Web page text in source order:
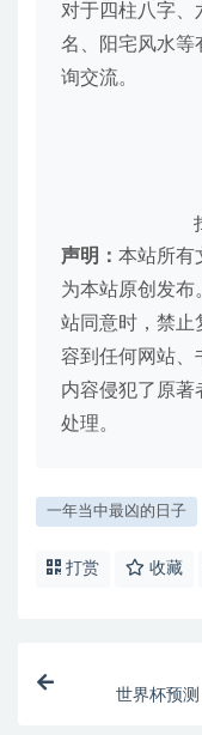
对于四柱八字、
名、阳宅风水等
询交流。
声明： 本站所有
为本站原创发布
站同意时，禁止
容到任何网站、
内容侵犯了原著
处理。
一年当中最凶的日子
打赏 收藏
世界杯预